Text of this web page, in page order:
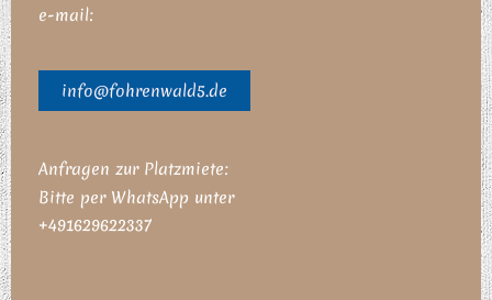
e-mail:
info@fohrenwald5.de
Anfragen zur Platzmiete:
Bitte per WhatsApp unter
+491629622337